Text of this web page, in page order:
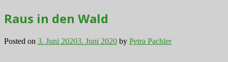
Raus in den Wald
Posted on 3. Juni 20203. Juni 2020 by Petra Pachler